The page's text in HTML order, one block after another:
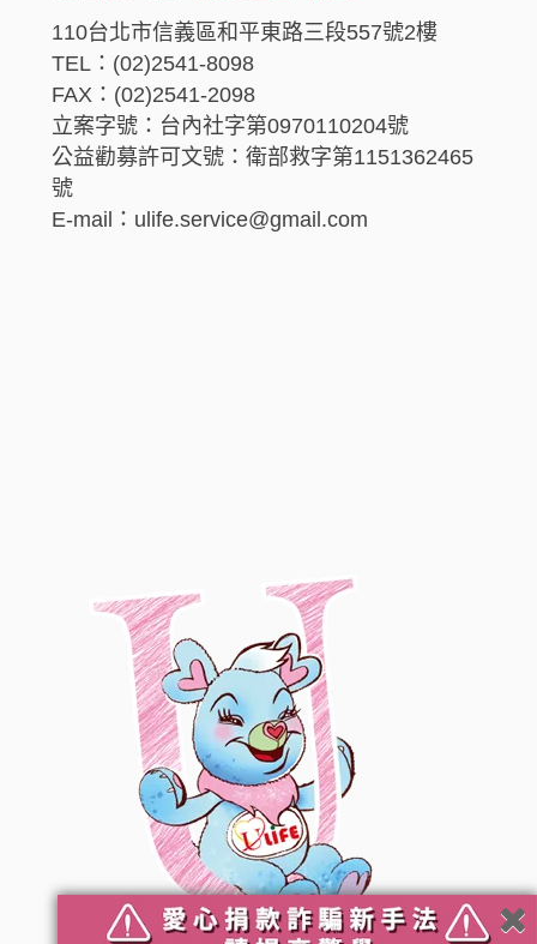
110台北市信義區和平東路三段557號2樓
TEL：(02)2541-8098
FAX：(02)2541-2098
立案字號：台內社字第0970110204號
公益勸募許可文號：衛部救字第1151362465
號
E-mail：ulife.service@gmail.com